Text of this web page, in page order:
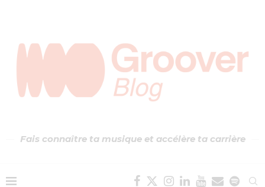
Fais connaître ta musique et accélère ta carrière